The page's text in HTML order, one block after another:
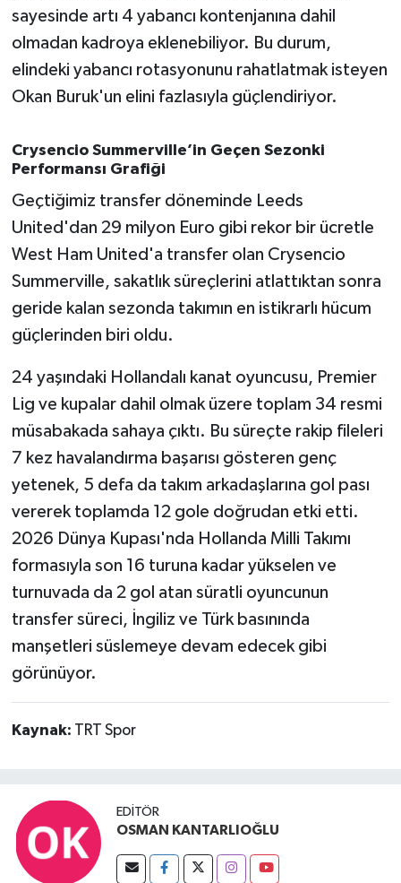
sayesinde artı 4 yabancı kontenjanına dahil
olmadan kadroya eklenebiliyor. Bu durum,
elindeki yabancı rotasyonunu rahatlatmak isteyen
Okan Buruk'un elini fazlasıyla güçlendiriyor.
Crysencio Summerville’in Geçen Sezonki
Performansı Grafiği
Geçtiğimiz transfer döneminde Leeds
United'dan 29 milyon Euro gibi rekor bir ücretle
West Ham United'a transfer olan Crysencio
Summerville, sakatlık süreçlerini atlattıktan sonra
geride kalan sezonda takımın en istikrarlı hücum
güçlerinden biri oldu.
24 yaşındaki Hollandalı kanat oyuncusu, Premier
Lig ve kupalar dahil olmak üzere toplam 34 resmi
müsabakada sahaya çıktı. Bu süreçte rakip fileleri
7 kez havalandırma başarısı gösteren genç
yetenek, 5 defa da takım arkadaşlarına gol pası
vererek toplamda 12 gole doğrudan etki etti.
2026 Dünya Kupası'nda Hollanda Milli Takımı
formasıyla son 16 turuna kadar yükselen ve
turnuvada da 2 gol atan süratli oyuncunun
transfer süreci, İngiliz ve Türk basınında
manşetleri süslemeye devam edecek gibi
görünüyor.
Kaynak: TRT Spor
EDITÖR
OSMAN KANTARLIOĞLU